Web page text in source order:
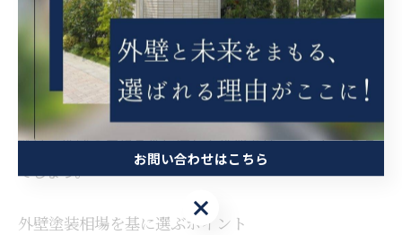
る外壁の劣化を防ぐためです。具体的には、耐候性に優
れた塗料や、防水機能を強化した塗装が好まれていま
す。例えば、耐紫外線性能の高い塗料を使用すること
で、色褪せを防ぎ、長期間にわたって美しい外観を維持
できます。このように、淀川区で選ばれる外壁塗装の特
徴は、地域の気候条件に適した性能を持つことと言える
でしょう。
外壁塗装相場を基に選ぶポイント
お問い合わせはこちら
お問い合わせはこちら